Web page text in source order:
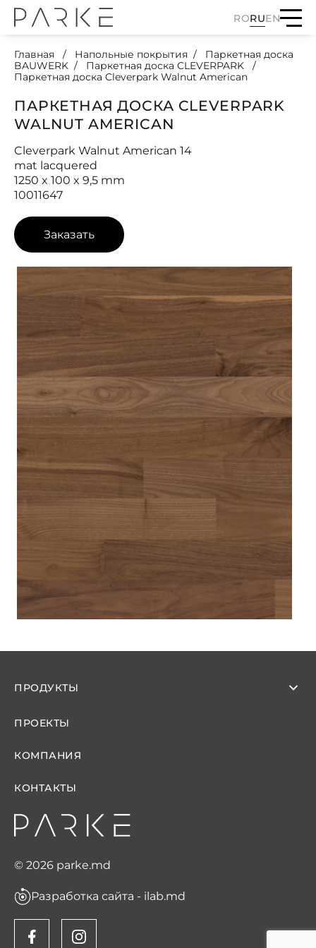
RORUEN
Главная Напольные покрытия
Паркетная доска
BAUWERK
Паркетная доска CLEVERPARK
Паркетная доска Cleverpark Walnut American
ПАРКЕТНАЯ ДОСКА CLEVERPARK
WALNUT AMERICAN
Cleverpark Walnut American 14
mat lacquered
1250 x 100 x 9,5 mm
10011647
Заказать
© 2026 parke.md
Разработка сайта - ilab.md
ПРОДУКТЫ
ПРОЕКТЫ
КОМПАНИЯ
КОНТАКТЫ